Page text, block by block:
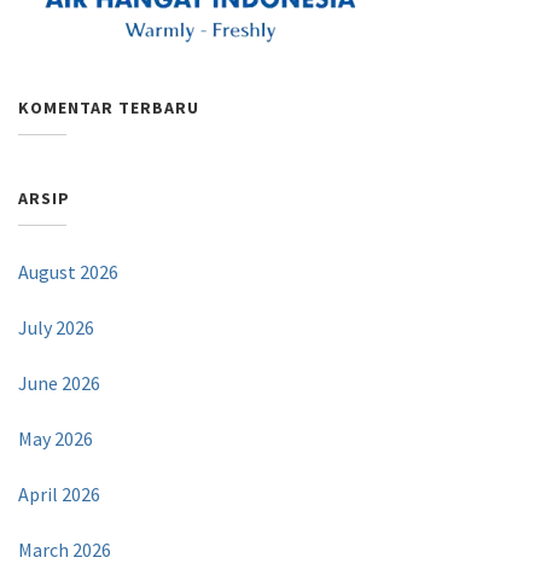
KOMENTAR TERBARU
ARSIP
August 2026
July 2026
June 2026
May 2026
April 2026
March 2026